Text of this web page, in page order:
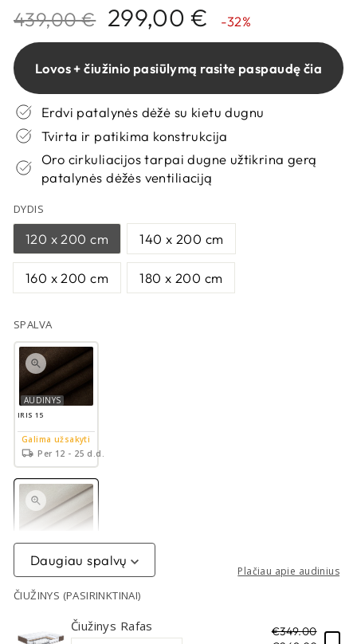
Kaina
439,00 €
Nuolaidos
kaina
299,00 € -32%
Lovos + čiužinio pasiūlymą rasite paspaudę čia
Erdvi patalynės dėžė su kietu dugnu
Tvirta ir patikima konstrukcija
Oro cirkuliacijos tarpai dugne užtikrina gerą
patalynės dėžės ventiliaciją
DYDIS
120 x 200 cm 140 x 200 cm
160 x 200 cm 180 x 200 cm
SPALVA
AUDINYS
IRIS 15
Galima užsakyti
Per 12 - 25 d.d.
Galima užsakyti
Per 12 - 25 d.d.
Daugiau spalvų
Plačiau apie audinius
ČIUŽINYS (PASIRINKTINAI)
Čiužinys Rafas
€349.00